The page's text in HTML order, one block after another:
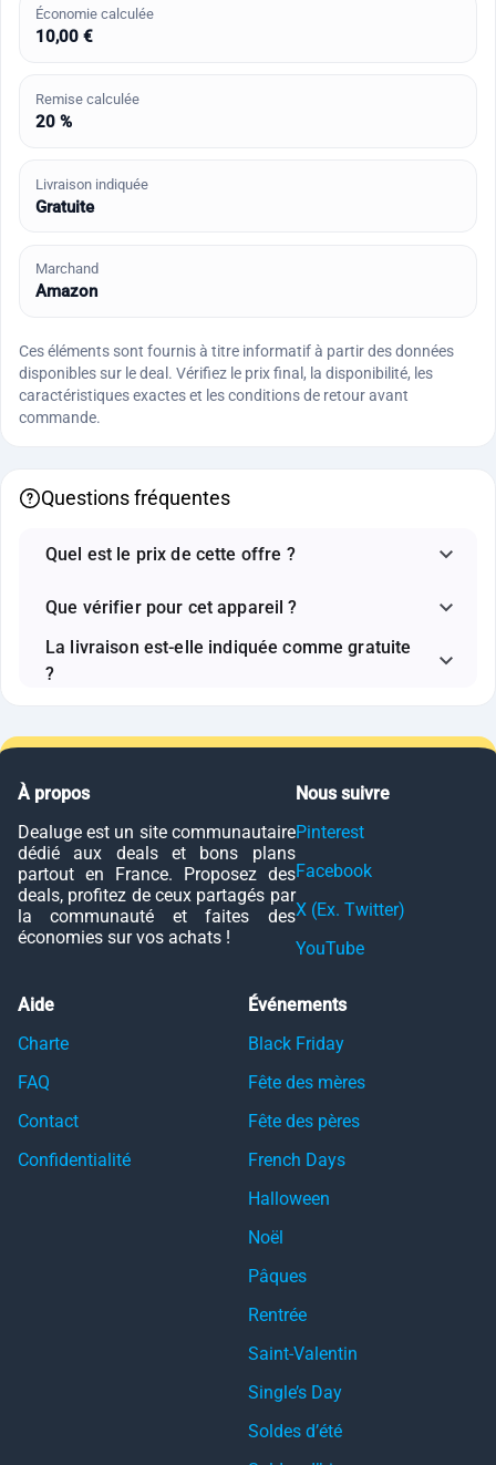
Économie calculée
10,00 €
Remise calculée
20 %
Livraison indiquée
Gratuite
Marchand
Amazon
Ces éléments sont fournis à titre informatif à partir des données
disponibles sur le deal. Vérifiez le prix final, la disponibilité, les
caractéristiques exactes et les conditions de retour avant
commande.
Questions fréquentes
Quel est le prix de cette offre ?
Que vérifier pour cet appareil ?
La livraison est-elle indiquée comme gratuite
?
À propos
Dealuge est un site communautaire
dédié aux deals et bons plans
partout en France. Proposez des
deals, profitez de ceux partagés par
la communauté et faites des
économies sur vos achats !
Nous suivre
Pinterest
Facebook
X (Ex. Twitter)
YouTube
Aide
Charte
FAQ
Contact
Confidentialité
Événements
Black Friday
Fête des mères
Fête des pères
French Days
Halloween
Noël
Pâques
Rentrée
Saint-Valentin
Single’s Day
Soldes d’été